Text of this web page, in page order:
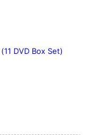
DVD Box Set)